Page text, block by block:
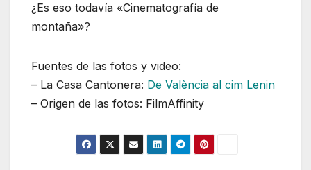
¿Es eso todavía «Cinematografía de
montaña»?
Fuentes de las fotos y video:
– La Casa Cantonera: De València al cim Lenin
– Origen de las fotos: FilmAffinity